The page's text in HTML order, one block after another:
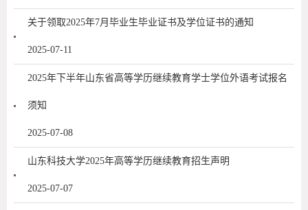
关于领取2025年7月毕业生毕业证书及学位证书的通知
2025-07-11
2025年下半年山东省高等学历继续教育学士学位外语考试报名
须知
2025-07-08
山东科技大学2025年高等学历继续教育招生声明
2025-07-07